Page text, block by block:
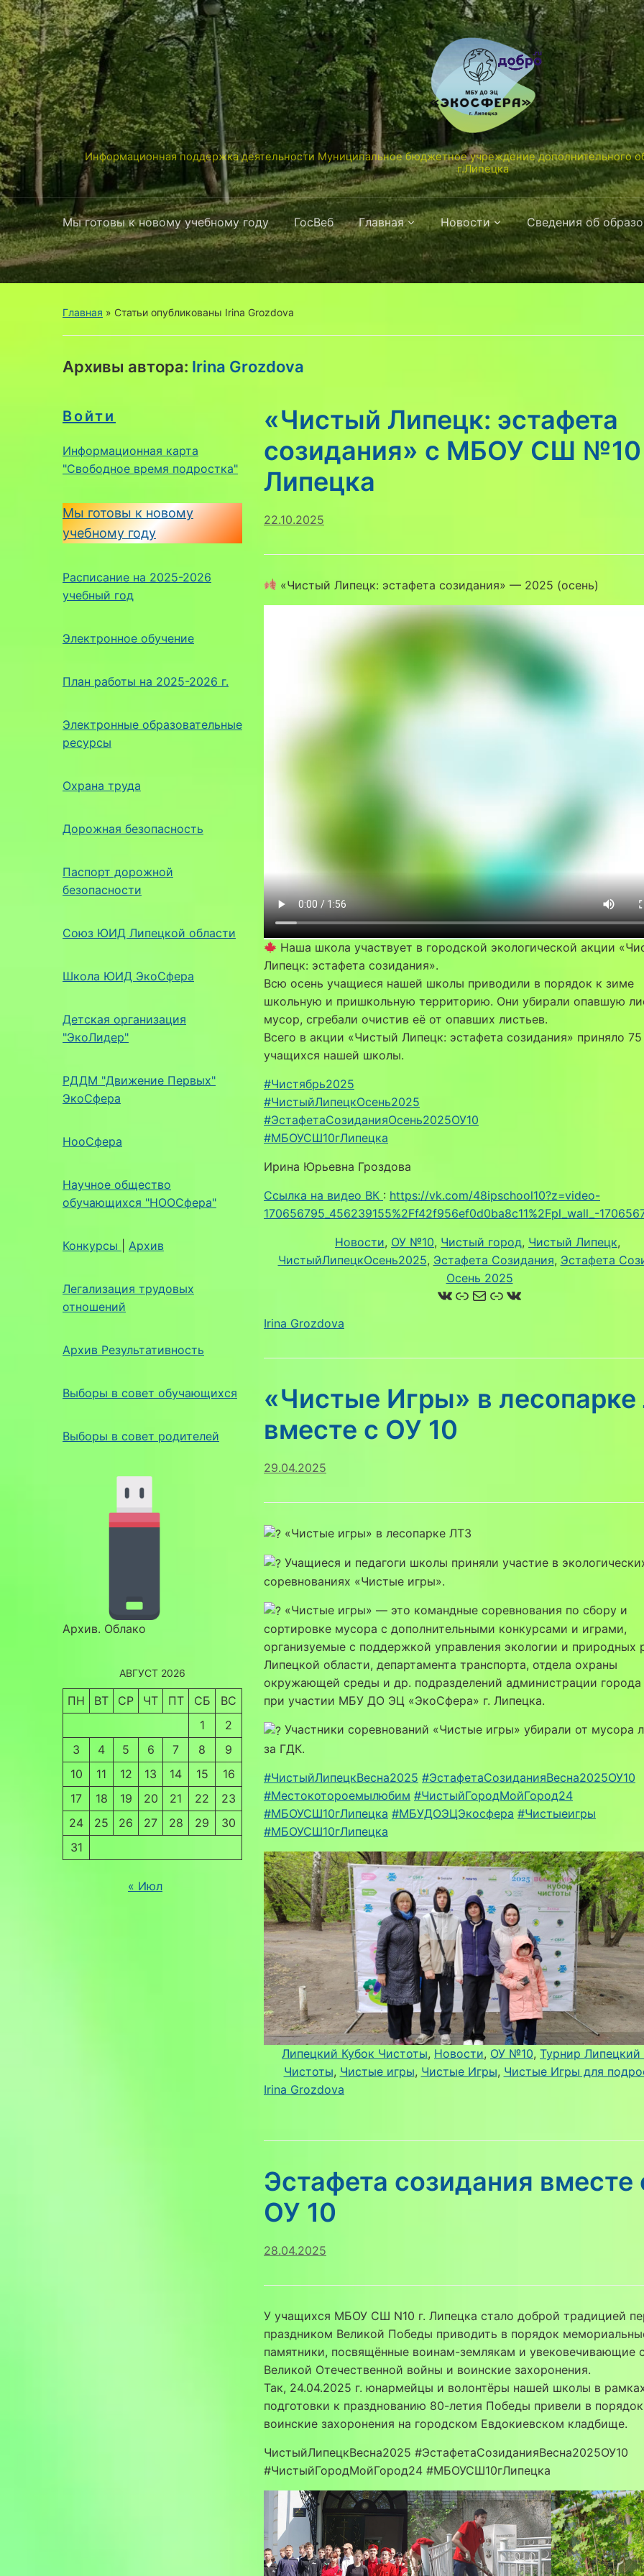
Информационная поддержка деятельности Муниципальное бюджетное учреждение дополнительного
г.Липецка
Мы готовы к новому учебному году ГосВеб Главная Новости Сведения об
Главная » Статьи опубликованы Irina Grozdova
Архивы автора: Irina Grozdova
Войти
Информационная карта
"Свободное время подростка"
Мы готовы к новому
учебному году
Расписание на 2025-2026
учебный год
Электронное обучение
План работы на 2025-2026 г.
Электронные образовательные
ресурсы
Охрана труда
Дорожная безопасность
Паспорт дорожной
безопасности
Союз ЮИД Липецкой области
Школа ЮИД ЭкоСфера
Детская организация
"ЭкоЛидер"
РДДМ "Движение Первых"
ЭкоСфера
НооСфера
Научное общество
обучающихся "НООСфера"
Конкурсы Архив
Легализация трудовых
отношений
Архив Результативность
Выборы в совет обучающихся
Выборы в совет родителей
Архив. Облако
АВГУСТ 2026
ПН ВТ СР ЧТ ПТ СБ
ВС
1
2
3
4 5 6 7 8
9
10
11 12 13 14 15
16
17
18 19 20 21 22
23
24
25 26 27 28 29
30
31
« Июл
«Чистый Липецк: эстафета
созидания» с МБОУ СШ №10
Липецка
22.10.2025
«Чистый Липецк: эстафета созидания» — 2025 (осень)
Наша школа участвует в городской экологической акции
Липецк: эстафета созидания».
Всю осень учащиеся нашей школы приводили в порядок к зиме
школьную и пришкольную территорию. Они убирали опавшую
мусор, сгребали очистив её от опавших листьев.
Всего в акции «Чистый Липецк: эстафета созидания» приняло 75
учащихся нашей школы.
#Чистябрь2025
#ЧистыйЛипецкОсень2025
#ЭстафетаСозиданияОсень2025ОУ10
#МБОУСШ10гЛипецка
Ирина Юрьевна Гроздова
Ссылка на видео ВК : https://vk.com/48ipschool10?z=video-
170656795_456239155%2Ff42f956ef0d0ba8c11%2Fpl_wall_-
Новости, ОУ №10, Чистый город, Чистый Липецк
ЧистыйЛипецкОсень2025, Эстафета Созидания, Эстафета
Осень 2025
ВКонтакте
Ссылка
Почта
Ссылка
ВКонтакте
Irina Grozdova
«Чистые Игры» в
вместе с ОУ 10
29.04.2025
«Чистые игры» в лесопарке ЛТЗ
Учащиеся и педагоги школы приняли участие в
соревнованиях «Чистые игры».
«Чистые игры» — это командные соревнования по сбору и
сортировке мусора с дополнительными конкурсами и играми,
организуемые с поддержкой управления экологии и природных
Липецкой области, департамента транспорта, отдела охраны
окружающей среды и др. подразделений администрации города
при участии МБУ ДО ЭЦ «ЭкоСфера» г. Липецка.
Участники соревнований «Чистые игры» убирали от мусора
за ГДК.
#ЧистыйЛипецкВесна2025 #ЭстафетаСозиданияВесна2025ОУ10
#Местокотороемылюбим #ЧистыйГородМойГород24
#МБОУСШ10гЛипецка #МБУДОЭЦЭкосфера #Чистыеигры
#МБОУСШ10гЛипецка
Липецкий Кубок Чистоты, Новости, ОУ №10, Турнир Липецкий
Чистоты, Чистые игры, Чистые Игры, Чистые Игры для
Irina Grozdova
Эстафета созидания вместе
ОУ 10
28.04.2025
У учащихся МБОУ СШ N10 г. Липецка стало доброй традицией
праздником Великой Победы приводить в порядок
памятники, посвящённые воинам-землякам и увековечивающие
Великой Отечественной войны и воинские захоронения.
Так, 24.04.2025 г. юнармейцы и волонтёры нашей школы в
подготовки к празднованию 80-летия Победы привели в порядок
воинские захоронения на городском Евдокиевском кладбище.
ЧистыйЛипецкВесна2025 #ЭстафетаСозиданияВесна2025ОУ10
#ЧистыйГородМойГород24 #МБОУСШ10гЛипецка